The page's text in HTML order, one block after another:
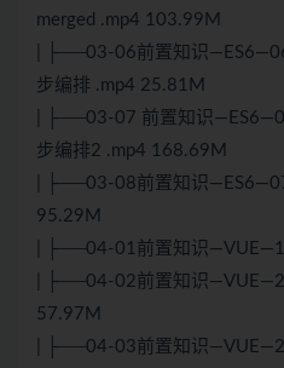
merged .mp4 103.99M
| ├──03-06前置知识
步编排 .mp4 25.81M
| ├──03-07 前置知识
步编排2 .mp4 168.69M
| ├──03-08前置知识
95.29M
| ├──04-01前置知识
| ├──04-02前置知识
57.97M
| ├──04-03前置知识